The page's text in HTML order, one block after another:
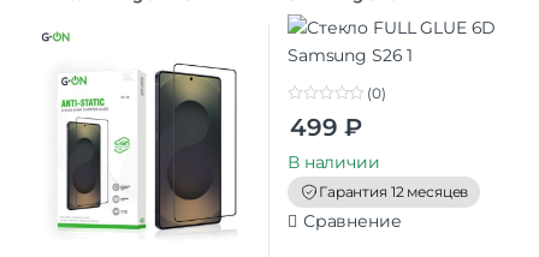
o
t
o
f
5
(0)
499 ₽
В наличии
Гарантия 12 месяцев
Сравнение